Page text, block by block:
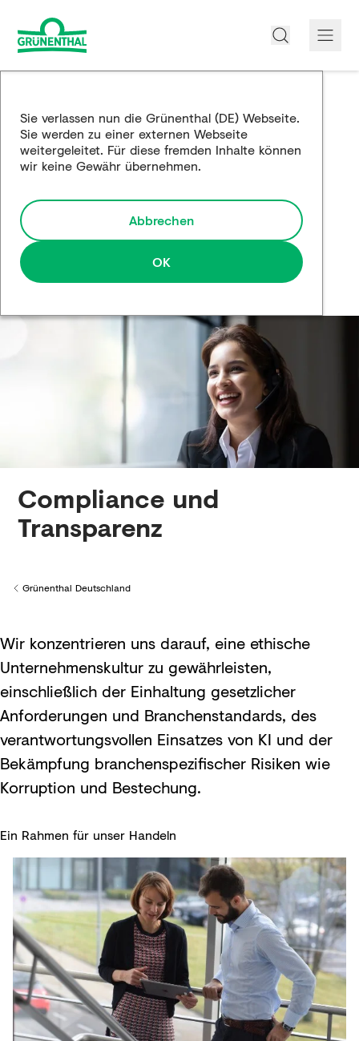
Produkte
Edukation
Forschung und Entwicklung
Partnerschaften
Medien
Sie verlassen nun die Grünenthal (DE) Webseite.
Sie werden zu einer externen Webseite
weitergeleitet. Für diese fremden Inhalte können
wir keine Gewähr übernehmen.
Abbrechen
OK
Compliance und
Transparenz
Back to
Grünenthal Deutschland
Wir konzentrieren uns darauf, eine ethische
Unternehmenskultur zu gewährleisten,
einschließlich der Einhaltung gesetzlicher
Anforderungen und Branchenstandards, des
verantwortungsvollen Einsatzes von KI und der
Bekämpfung branchenspezifischer Risiken wie
Korruption und Bestechung.
Ein Rahmen für unser Handeln